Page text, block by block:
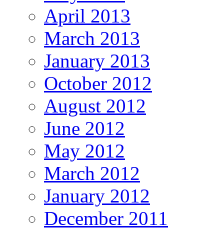
April 2013
March 2013
January 2013
October 2012
August 2012
June 2012
May 2012
March 2012
January 2012
December 2011